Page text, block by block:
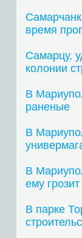
время
Самарцу,
колонии
В
раненые
В
В
ему
В парке